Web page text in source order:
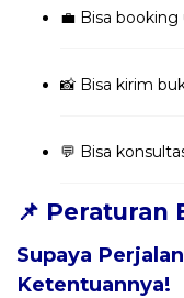
💼 Bisa
📸 Bisa kirim
💬 Bisa
📌 Peraturan
Supaya
Ketentuannya!